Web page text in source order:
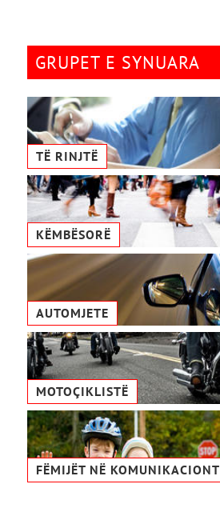
GRUPET E SYNUARA
TË RINJTË
KËMBËSORË
AUTOMJETE
MOTOÇIKLISTË
FËMIJËT NË KOMUNIKACIONТ